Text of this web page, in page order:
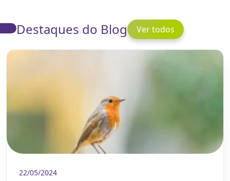
Destaques do Blog Ver todos
22/05/2024